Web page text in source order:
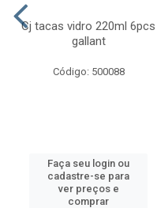
Cj tacas vidro 220ml 6pcs
gallant
Código: 500088
Faça seu login ou
cadastre-se para
ver preços e
comprar